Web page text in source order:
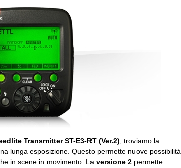
Transmitter ST-E3-RT (Ver.2) , troviamo la
lunga esposizione. Questo permette nuove possibilità
in scene in movimento. La versione 2 permette